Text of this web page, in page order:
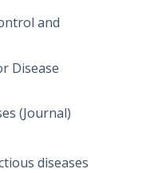
and
Disease
(Journal)
diseases